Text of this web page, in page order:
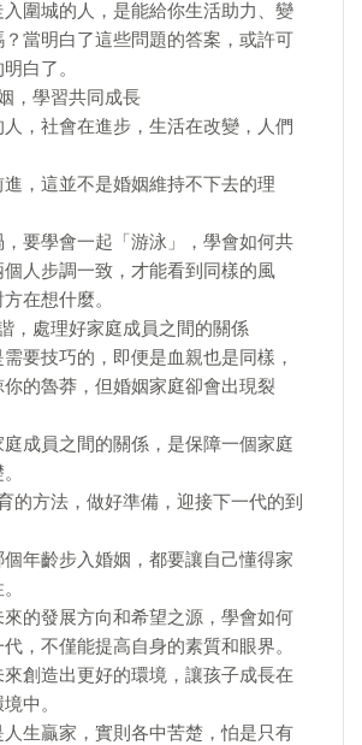
圍城的人，是能給你生活助力、變
當明白了這些問題的答案，或許可
白了。
，學習共同成長
，社會在進步，生活在改變，人們
，這並不是婚姻維持不下去的理
要學會一起「游泳」，學會如何共
人步調一致，才能看到同樣的風
在想什麼。
，處理好家庭成員之間的關係
要技巧的，即便是血親也是同樣，
的魯莽，但婚姻家庭卻會出現裂
成員之間的關係，是保障一個家庭
的方法，做好準備，迎接下一代的到
年齡步入婚姻，都要讓自己懂得家
的發展方向和希望之源，學會如何
，不僅能提高自身的素質和眼界。
創造出更好的環境，讓孩子成長在
中。
生贏家，實則各中苦楚，怕是只有